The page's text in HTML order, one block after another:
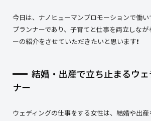
今日は、ナノヒューマンプロモーションで働
プランナーであり、子育てと仕事を両立しな
ーの紹介をさせていただきたいと思います❗
結婚・出産で立ち止まるウ
ナー
ウェディングの仕事をする女性は、結婚や出